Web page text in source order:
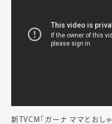
新TVCM「ガーナ ママとおし